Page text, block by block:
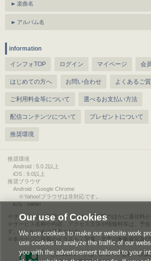
楽曲名
アルバム名
information
インフォTOP ログイン マイページ 会
はじめての方へ お問い合わせ よくあるご
ご利用料金等について 選べるお支払い方法
配信コンテンツについて プレゼントについて
推奨環境
推奨環境
Android : 5.0.2以上
iOS : 9.0以上
推奨ブラウザ
Android : Google Chrome
※Yahoo!ブラウザは非対応です。
iOS : Safari
サービスをご利用されるには、情報料のほかに通信料が
サービス名称や内容、アクセス方法や情報料等は、予
す。あらかじめご了承ください。
本ページに掲載のイラスト・写真・文章の無断複写及び
このエルマークは、レコード会社・映
Our use of Cookies
We use cookies to make our website work
use cookies to analyze the traffic of our
you with the advertisement tailored to your